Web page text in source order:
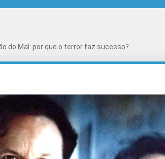
do Mal: por que o terror faz sucesso?